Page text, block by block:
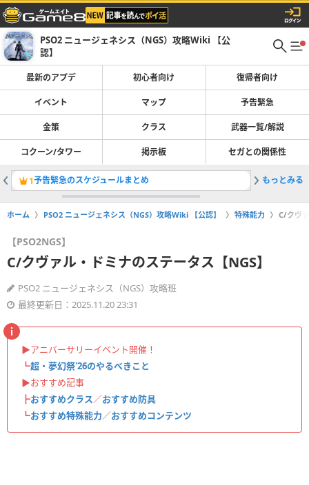
PSO2 ニュージェネシス（NGS）攻略Wiki 【公
認】
最新のアプデ 初心者向け 復帰者向け
イベント マップ 予告緊急
金策 クラス 武器一覧/解説
コクーン/タワー 掲示板 セガとの関係性
1予告緊急のスケジュールまとめ 2クラス一
もっとみる
ホーム PSO2 ニュージェネシス（NGS）攻略Wiki 【公認】 特殊能力 C/クヴ
【PSO2NGS】
C/クヴァル・ドミナのステータス【NGS】
PSO2 ニュージェネシス（NGS）攻略班
最終更新日：2025.11.20 23:31
▶︎アニバーサリーイベント開催！
┗超・夢幻祭'26のやるべきこと
▶︎おすすめ記事
┣おすすめクラス／おすすめ防具
┗おすすめ特殊能力／おすすめコンテンツ